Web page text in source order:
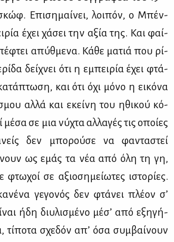
Επι­ση­μαί­νει, λοι­πόν, ο Μπέν­
έχει χά­σει την αξία της. Και φαί­
απύθ­με­να. Κά­θε μα­τιά που ρί­
δεί­χνει ότι η εμπει­ρία έχει φτά­
και ότι όχι μό­νο η ει­κό­να
αλ­λά και εκεί­νη του ηθι­κού κό­
σε μια νύ­χτα αλ­λα­γές τις οποί­ες
δεν μπο­ρού­σε να φα­ντα­στεί
ως εμάς τα νέα από όλη τη γη,
φτω­χοί σε αξιο­ση­μεί­ω­τες ιστο­ρί­ες.
γε­γο­νός δεν φτά­νει πλέ­ον σ’
ήδη δι­υ­λι­σμέ­νο μέ­σ’ από εξη­γή­
τί­πο­τα σχε­δόν απ’ όσα συμ­βαί­νουν